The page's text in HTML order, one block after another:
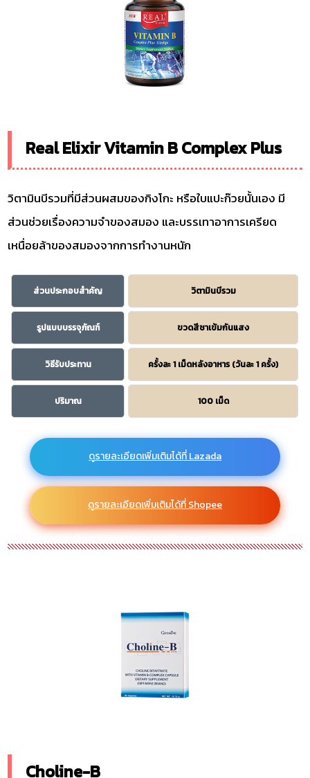
Real Elixir Vitamin B Complex Plus
วิตามินบีรวมที่มีส่วนผสมของกิงโกะ หรือใบแปะก๊วยนั้นเอง มี
ส่วนช่วยเรื่องความจำของสมอง และบรรเทาอาการเครียด
เหนื่อยล้าของสมองจากการทำงานหนัก
ส่วนประกอบสำคัญ วิตามินบีรวม
รูปแบบบรรจุภัณฑ์ ขวดสีชาเข้มกันแสง
วิธีรับประทาน ครั้งละ 1 เม็ดหลังอาหาร (วันละ 1 ครั้ง)
ปริมาณ 100 เม็ด
ดูรายละเอียดเพิ่มเติมได้ที่ Lazada
ดูรายละเอียดเพิ่มเติมได้ที่ Shopee
Choline-B